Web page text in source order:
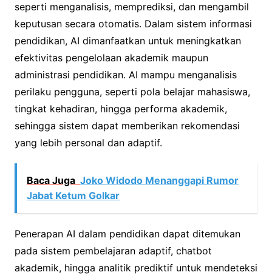
seperti menganalisis, memprediksi, dan mengambil
keputusan secara otomatis. Dalam sistem informasi
pendidikan, AI dimanfaatkan untuk meningkatkan
efektivitas pengelolaan akademik maupun
administrasi pendidikan. AI mampu menganalisis
perilaku pengguna, seperti pola belajar mahasiswa,
tingkat kehadiran, hingga performa akademik,
sehingga sistem dapat memberikan rekomendasi
yang lebih personal dan adaptif.
Baca Juga Joko Widodo Menanggapi Rumor
Jabat Ketum Golkar
Penerapan AI dalam pendidikan dapat ditemukan
pada sistem pembelajaran adaptif, chatbot
akademik, hingga analitik prediktif untuk mendeteksi